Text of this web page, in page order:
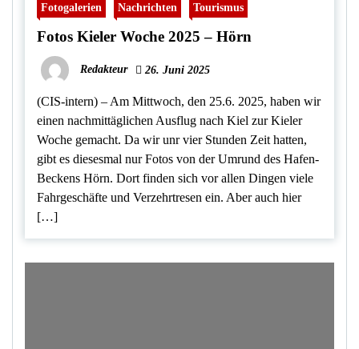
Fotogalerien Nachrichten Tourismus
Fotos Kieler Woche 2025 – Hörn
Redakteur 26. Juni 2025
(CIS-intern) – Am Mittwoch, den 25.6. 2025, haben wir
einen nachmittäglichen Ausflug nach Kiel zur Kieler
Woche gemacht. Da wir unr vier Stunden Zeit hatten,
gibt es diesesmal nur Fotos von der Umrund des Hafen-
Beckens Hörn. Dort finden sich vor allen Dingen viele
Fahrgeschäfte und Verzehrtresen ein. Aber auch hier
[…]